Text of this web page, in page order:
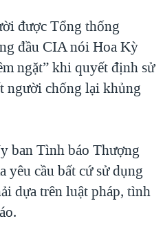
VIỆT NAM
TẠI VIỆT NAM
TRỘM HẢI SÂM
VỌNG TỪ NÔNG THÔN MỸ
được Tổng thống
đầu CIA nói Hoa Kỳ
ngặt” khi quyết định sử
người chống lại khủng
ban Tình báo Thượng
yêu cầu bất cứ sử dụng
dựa trên luật pháp, tình